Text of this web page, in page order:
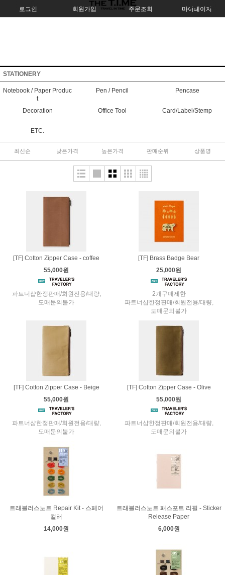
로그인 회원가입 주문조회 마이페이지
STATIONERY
Notebook / Paper Produc
t
Pen / Pencil Pencase
Decoration Office Tool Card/Label/Stemp
ETC.
최신순 낮은가격 높은가격 판매순위 상품명
[TF] Cotton Zipper Case - coffee
55,000원
파트너샵한정판매/회원전용/대량,
도매문의불가
[TF] Brass Badge Bear
25,000원
2개구매제한
파트너샵한정판매/회원전용/대량,
도매문의불가
[TF] Cotton Zipper Case - Beige
55,000원
파트너샵한정판매/회원전용/대량,
도매문의불가
[TF] Cotton Zipper Case - Olive
55,000원
파트너샵한정판매/회원전용/대량,
도매문의불가
트래블러스노트 Repair Kit - 스페어
컬러
14,000원
트래블러스노트 패스포트 리필 - Sticker
Release Paper
6,000원